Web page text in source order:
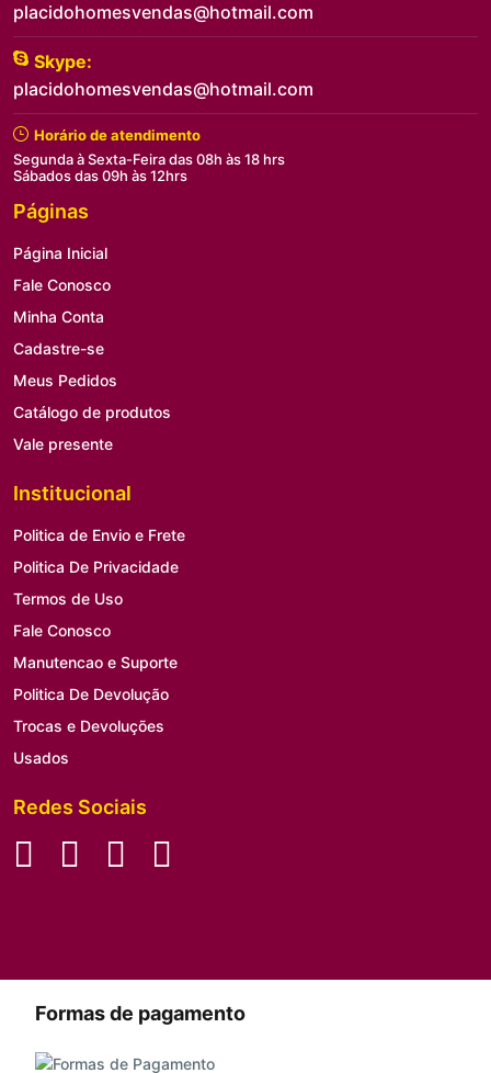
placidohomesvendas@hotmail.com
Skype:
placidohomesvendas@hotmail.com
Horário de atendimento
Segunda à Sexta-Feira das 08h às 18 hrs
Sábados das 09h às 12hrs
Páginas
Página Inicial
Fale Conosco
Minha Conta
Cadastre-se
Meus Pedidos
Catálogo de produtos
Vale presente
Institucional
Politica de Envio e Frete
Politica De Privacidade
Termos de Uso
Fale Conosco
Manutencao e Suporte
Politica De Devolução
Trocas e Devoluções
Usados
Redes Sociais
Formas de pagamento